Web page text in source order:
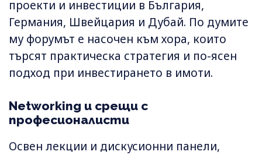
проекти и инвестиции в България,
Германия, Швейцария и Дубай. По думите
му форумът е насочен към хора, които
търсят практическа стратегия и по-ясен
подход при инвестирането в имоти.
Networking и срещи с
професионалисти
Освен лекции и дискусионни панели,